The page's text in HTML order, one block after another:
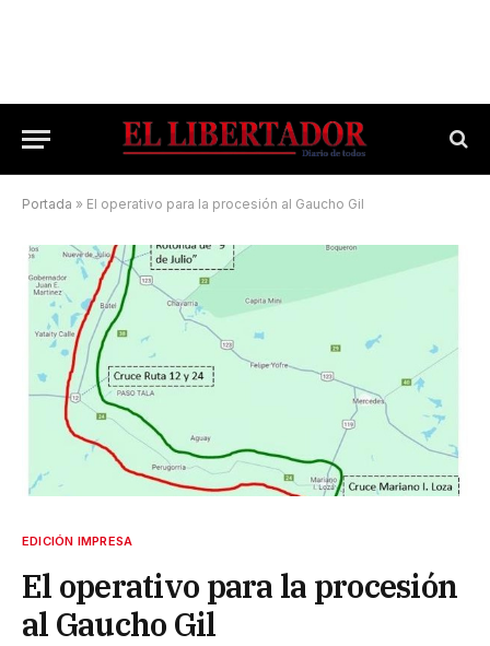
Portada » El operativo para la procesión al Gaucho Gil
EDICIÓN IMPRESA
El operativo para la procesión
al Gaucho Gil